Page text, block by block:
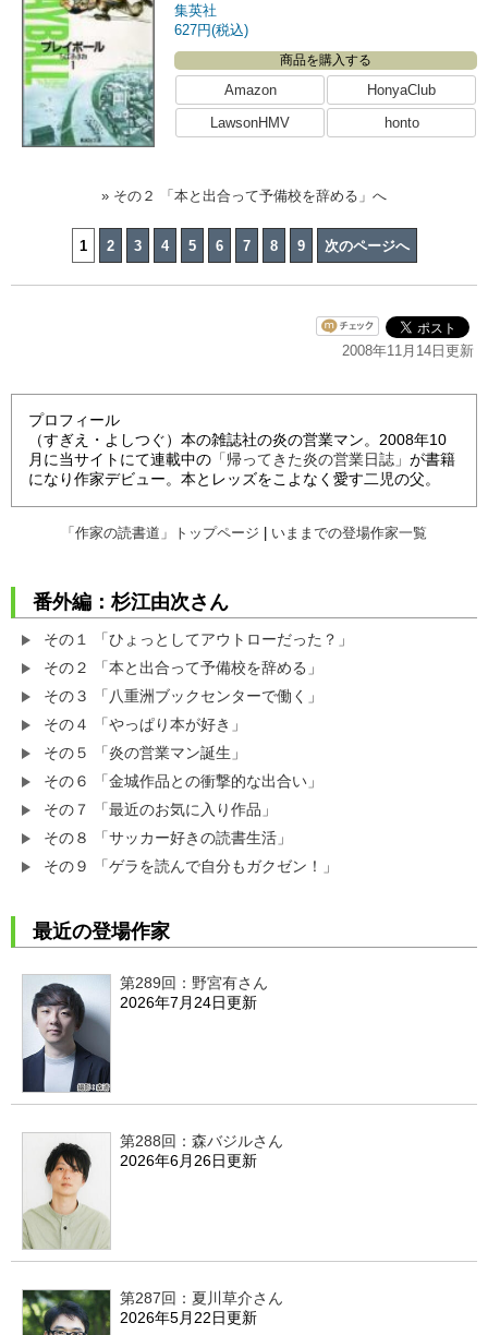
集英社
627円(税込)
商品を購入する
Amazon
HonyaClub
LawsonHMV
honto
» その２ 「本と出合って予備校を辞める」へ
1 2 3 4 5 6 7 8 9 次のページへ
2008年11月14日更新
プロフィール
（すぎえ・よしつぐ）本の雑誌社の炎の営業マン。2008年10
月に当サイトにて連載中の 「帰ってきた炎の営業日誌」 が書籍
になり作家デビュー。本とレッズをこよなく愛す二児の父。
「作家の読書道」トップページ いままでの登場作家一覧
番外編：杉江由次さん
その１ 「ひょっとしてアウトローだった？」
その２ 「本と出合って予備校を辞める」
その３ 「八重洲ブックセンターで働く」
その４ 「やっぱり本が好き」
その５ 「炎の営業マン誕生」
その６ 「金城作品との衝撃的な出合い」
その７ 「最近のお気に入り作品」
その８ 「サッカー好きの読書生活」
その９ 「ゲラを読んで自分もガクゼン！」
最近の登場作家
第289回：野宮有さん
2026年7月24日更新
第288回：森バジルさん
2026年6月26日更新
第287回：夏川草介さん
2026年5月22日更新